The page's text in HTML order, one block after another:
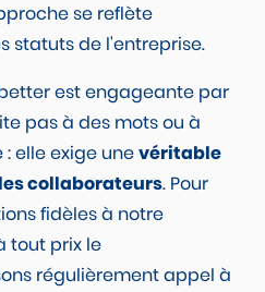
se reflète
statuts de l'entreprise.
est engageante par
pas à des mots ou à
elle exige unevéritable
collaborateurs. Pour
fidèles à notre
tout prix le
régulièrement appel à